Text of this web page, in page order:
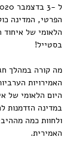
הפרטי, המדינה
בסטייל!
מה קורה במהלך
האמירויות
היום הלאומי של
במדינה הזדמנות
ולחוות כמה
האמירית.